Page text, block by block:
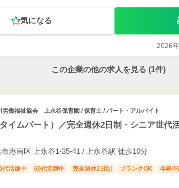
気になる
2026
この企業の他の求人を見る (1件)
労働福祉協会 上永谷保育園 / 保育士 / パート・アルバイト
イムパート）／完全週休2日制・シニア世代
港南区 上永谷1-35-41 / 上永谷駅 徒歩10分
代活躍中 60代活躍中 完全週休2日制 ブランクOK 年齢不